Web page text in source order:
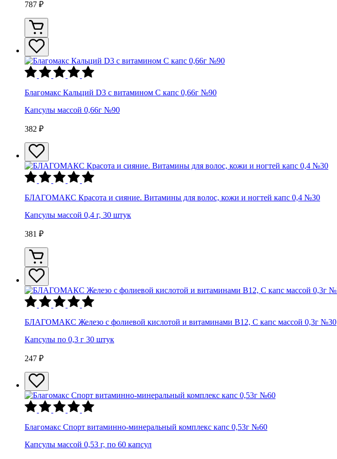
787 ₽
Благомакс Кальций D3 с витамином С капс 0,66г №90
Капсулы массой 0,66г №90
382 ₽
БЛАГОМАКС Красота и сияние. Витамины для волос, кожи и ногтей капс 0,4 №30
Капсулы массой 0,4 г, 30 штук
381 ₽
БЛАГОМАКС Железо с фолиевой кислотой и витаминами В12, С капс массой 0,3г №30
Капсулы по 0,3 г 30 штук
247 ₽
Благомакс Спорт витаминно-минеральный комплекс капс 0,53г №60
Капсулы массой 0,53 г, по 60 капсул